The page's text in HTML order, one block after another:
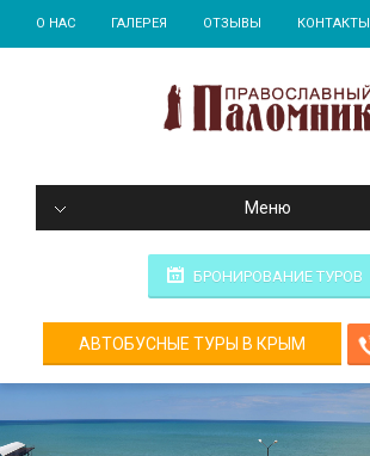
О НАС ГАЛЕРЕЯ ОТЗЫВЫ КОНТАКТЫ
Меню
БРОНИРОВАНИЕ ТУРОВ
АВТОБУСНЫЕ ТУРЫ В КРЫМ